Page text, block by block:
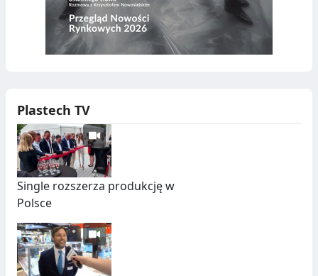
Plastech TV
Single rozszerza produkcję w
Polsce